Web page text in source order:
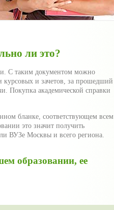
ли это?
С таким документом можно
курсовых и зачетов, за прошедший
Покупка академической справки
бланке, соответствующем всем
это значит получить
ВУЗе Москвы и всего региона.
образовании, ее